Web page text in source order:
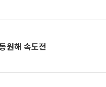
원해 속도전